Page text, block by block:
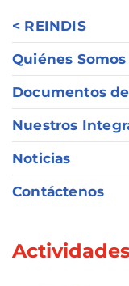
< REINDIS
Quiénes Somos
Documentos
Nuestros
Noticias
Contáctenos